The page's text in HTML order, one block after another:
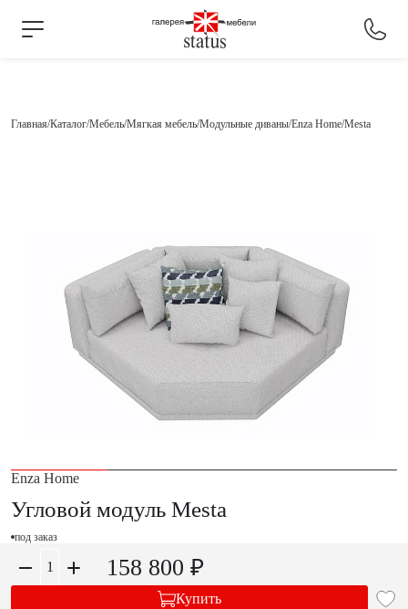
Главная Каталог Мебель Мягкая мебель Модульные диваны Enza Home Mesta
Enza Home
Угловой модуль Mesta
под заказ
158 800 ₽
Купить